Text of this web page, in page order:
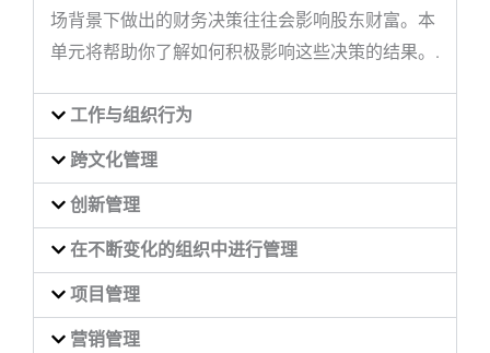
场背景下做出的财务决策往往会影响股东财富。本
单元将帮助你了解如何积极影响这些决策的结果。.
工作与组织行为
跨文化管理
创新管理
在不断变化的组织中进行管理
项目管理
营销管理